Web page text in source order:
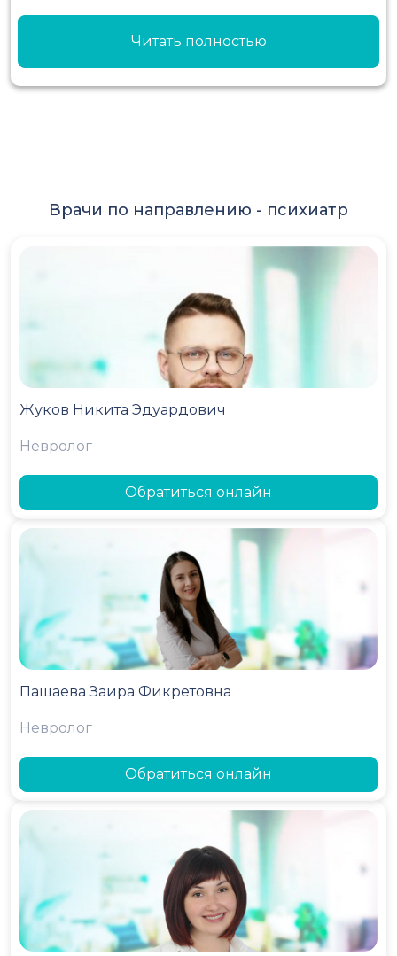
Читать полностью
Врачи по направлению - психиатр
Жуков Никита Эдуардович
Невролог
Обратиться онлайн
Пашаева Заира Фикретовна
Невролог
Обратиться онлайн